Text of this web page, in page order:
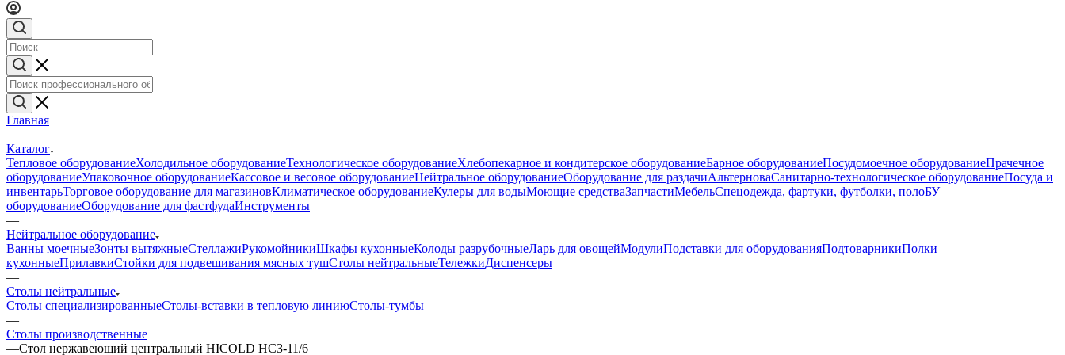
Главная
—
Каталог
Тепловое оборудованиеХолодильное оборудованиеТехнологическое оборудованиеХлебопекарное и кондитерское оборудованиеБарное оборудованиеПосудомоечное оборудованиеПрачечное
оборудованиеУпаковочное оборудованиеКассовое и весовое оборудованиеНейтральное оборудованиеОборудование для раздачиАльтерноваСанитарно-технологическое оборудованиеПосуда и
инвентарьТорговое оборудование для магазиновКлиматическое оборудованиеКулеры для водыМоющие средстваЗапчастиМебельСпецодежда, фартуки, футболки, полоБУ
оборудованиеОборудование для фастфудаИнструменты
—
Нейтральное оборудование
Ванны моечныеЗонты вытяжныеСтеллажиРукомойникиШкафы кухонныеКолоды разрубочныеЛарь для овощейМодулиПодставки для оборудованияПодтоварникиПолки
кухонныеПрилавкиСтойки для подвешивания мясных тушСтолы нейтральныеТележкиДиспенсеры
—
Столы нейтральные
Столы специализированныеСтолы-вставки в тепловую линиюСтолы-тумбы
—
Столы производственные
—Стол нержавеющий центральный HICOLD НСЗ-11/6